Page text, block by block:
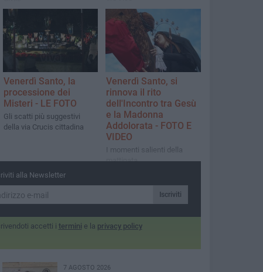
Venerdì Santo, la
processione dei
Misteri - LE FOTO
Gli scatti più suggestivi
della via Crucis cittadina
Venerdì Santo, si
rinnova il rito
dell'Incontro tra Gesù
e la Madonna
Addolorata - FOTO E
VIDEO
I momenti salienti della
mattinata
alla Newsletter
Iscriviti
accetti i termini e la privacy policy
7 AGOSTO 2026